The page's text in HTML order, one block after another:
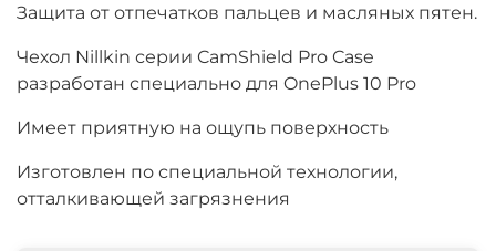
Защита от отпечатков пальцев и масляных пятен.
Чехол Nillkin серии CamShield Pro Case
разработан специально для OnePlus 10 Pro
Имеет приятную на ощупь поверхность
Изготовлен по специальной технологии,
отталкивающей загрязнения